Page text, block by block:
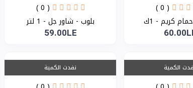
( 0 )
كريم - 1ك
( 0 )
بلوب - شاور جل - 1 لتر
59.00LE
الكمية نفدت الكمية